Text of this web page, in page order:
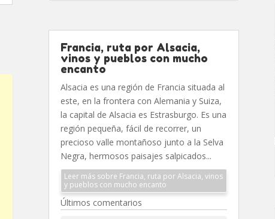
Francia, ruta por Alsacia,
vinos y pueblos con mucho
encanto
Alsacia es una región de Francia situada al
este, en la frontera con Alemania y Suiza,
la capital de Alsacia es Estrasburgo. Es una
región pequeña, fácil de recorrer, un
precioso valle montañoso junto a la Selva
Negra, hermosos paisajes salpicados...
Leer más sobre Francia, ruta por Alsacia, vinos
y pueblos con mucho encanto
Últimos comentarios